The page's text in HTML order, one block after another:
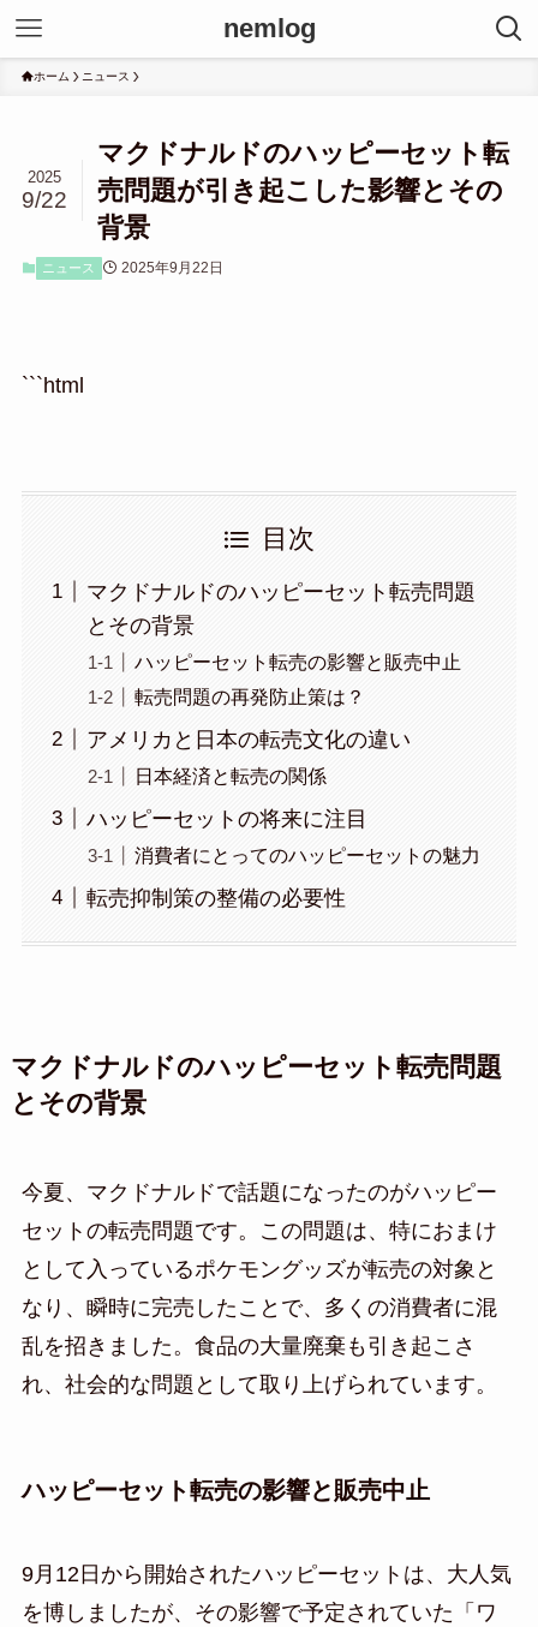
nemlog
ホーム ニュース
マクドナルドのハッピーセット転
売問題が引き起こした影響とその
背景
2025
9/22
ニュース 2025年9月22日
```html
目次
マクドナルドのハッピーセット転売問題
とその背景
ハッピーセット転売の影響と販売中止
転売問題の再発防止策は？
アメリカと日本の転売文化の違い
日本経済と転売の関係
ハッピーセットの将来に注目
消費者にとってのハッピーセットの魅力
転売抑制策の整備の必要性
マクドナルドのハッピーセット転売問題
とその背景
今夏、マクドナルドで話題になったのがハッピー
セットの転売問題です。この問題は、特におまけ
として入っているポケモングッズが転売の対象と
なり、瞬時に完売したことで、多くの消費者に混
乱を招きました。食品の大量廃棄も引き起こさ
れ、社会的な問題として取り上げられています。
ハッピーセット転売の影響と販売中止
9月12日から開始されたハッピーセットは、大人気
を博しましたが、その影響で予定されていた「ワ